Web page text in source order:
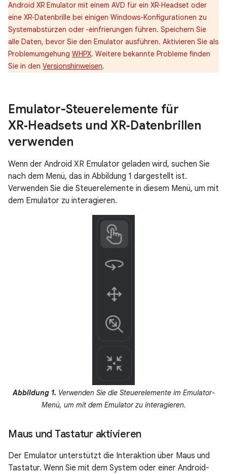
Android XR Emulator mit einem AVD für ein XR‑Headset oder
eine XR‑Datenbrille bei einigen Windows-Konfigurationen zu
Systemabstürzen oder ‑einfrierungen führen. Speichern Sie
alle Daten, bevor Sie den Emulator ausführen. Aktivieren Sie als
Problemumgehung WHPX. Weitere bekannte Probleme finden
Sie in den Versionshinweisen.
Emulator-Steuerelemente für
XR‑Headsets und XR‑Datenbrillen
verwenden
Wenn der Android XR Emulator geladen wird, suchen Sie
nach dem Menü, das in Abbildung 1 dargestellt ist.
Verwenden Sie die Steuerelemente in diesem Menü, um mit
dem Emulator zu interagieren.
Abbildung 1. Verwenden Sie die Steuerelemente im Emulator-
Menü, um mit dem Emulator zu interagieren.
Maus und Tastatur aktivieren
Der Emulator unterstützt die Interaktion über Maus und
Tastatur. Wenn Sie mit dem System oder einer Android-